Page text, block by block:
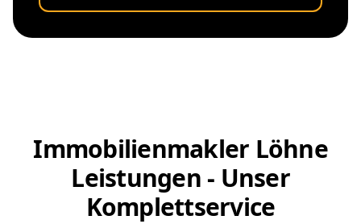
Immobilienmakler Löhne
Leistungen - Unser
Komplettservice